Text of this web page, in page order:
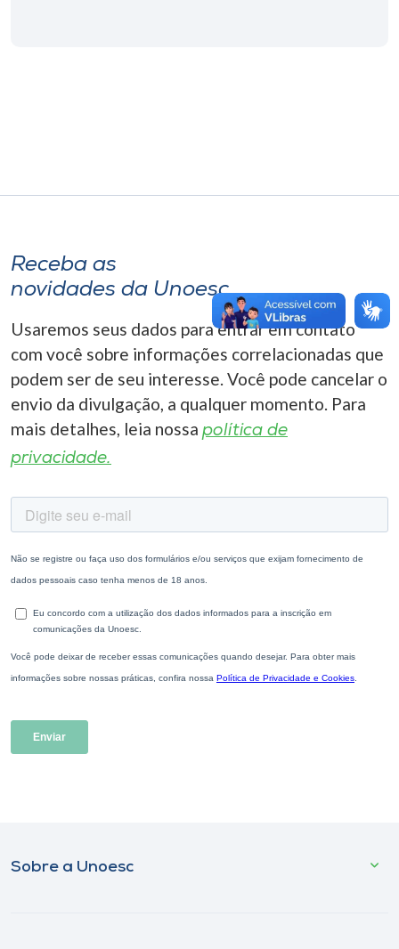
Receba as
novidades da Unoesc
Usaremos seus dados para entrar em contato
com você sobre informações correlacionadas que
podem ser de seu interesse. Você pode cancelar o
envio da divulgação, a qualquer momento. Para
mais detalhes, leia nossa política de
privacidade.
Sobre a Unoesc